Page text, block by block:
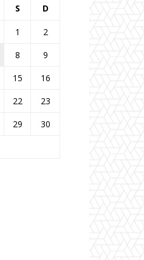
S D
1
2
8
9
15
16
22
23
29
30